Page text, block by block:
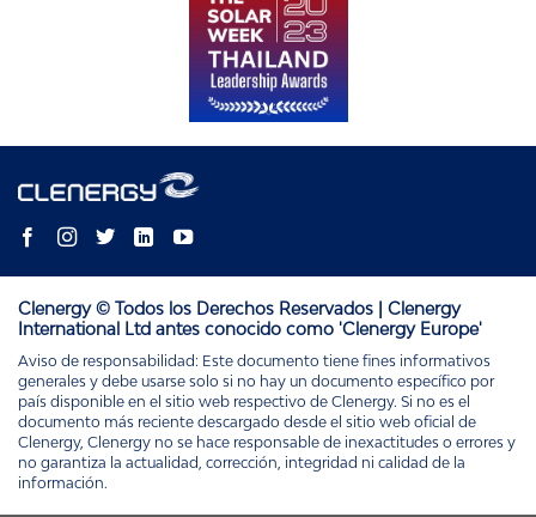
Clenergy © Todos los Derechos Reservados | Clenergy
International Ltd antes conocido como 'Clenergy Europe'
Aviso de responsabilidad: Este documento tiene fines informativos
generales y debe usarse solo si no hay un documento específico por
país disponible en el sitio web respectivo de Clenergy. Si no es el
documento más reciente descargado desde el sitio web oficial de
Clenergy, Clenergy no se hace responsable de inexactitudes o errores y
no garantiza la actualidad, corrección, integridad ni calidad de la
información.